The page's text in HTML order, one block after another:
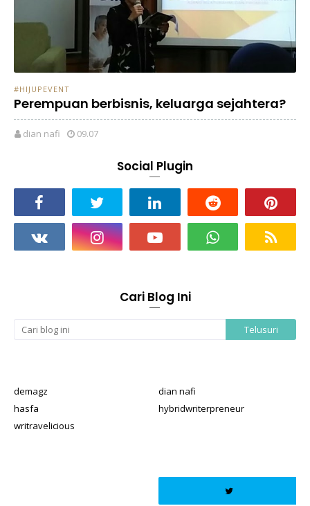
#HIJUPEVENT
Perempuan berbisnis, keluarga sejahtera?
dian nafi 09.07
Social Plugin
Cari Blog Ini
demagz
dian nafi
hasfa
hybridwriterpreneur
writravelicious